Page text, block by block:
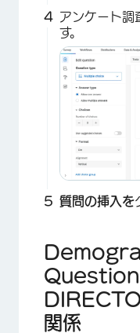
アンケート調
す。
質問の挿入を
関係